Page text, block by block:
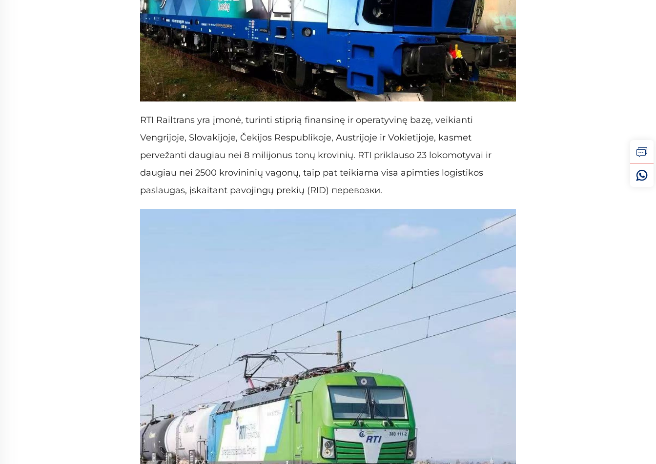
RTI Railtrans yra įmonė, turinti stiprią finansinę ir operatyvinę bazę, veikianti
Vengrijoje, Slovakijoje, Čekijos Respublikoje, Austrijoje ir Vokietijoje, kasmet
pervežanti daugiau nei 8 milijonus tonų krovinių. RTI priklauso 23 lokomotyvai ir
daugiau nei 2500 krovininių vagonų, taip pat teikiama visa apimties logistikos
paslaugas, įskaitant pavojingų prekių (RID) перевозки.